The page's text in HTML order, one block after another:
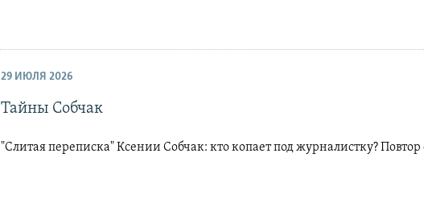
29 ИЮЛЯ 2026
Тайны Собчак
"Слитая переписка" Ксении Собчак: кто копает под журналистку? Повтор